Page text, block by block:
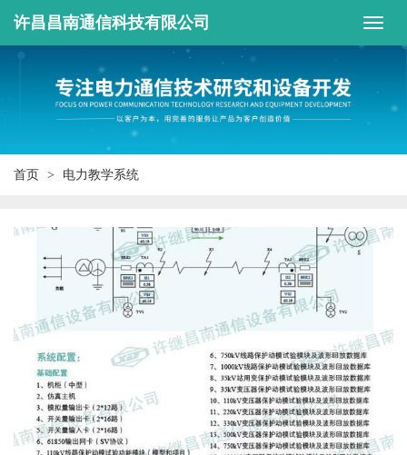
许昌昌南通信科技有限公司
首页 电力教学系统